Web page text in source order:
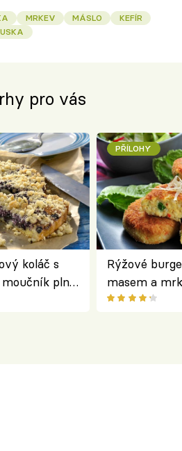
MRKEV MÁSLO
KEFÍR
pro vás
koláč s
plný
PŘÍLOHY
Rýžové
masem a
salátem –